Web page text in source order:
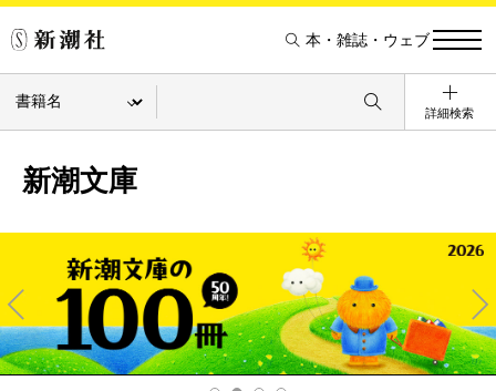
本・雑誌・ウェブ
詳細検索
新潮文庫
Pre
v
Ne
xt